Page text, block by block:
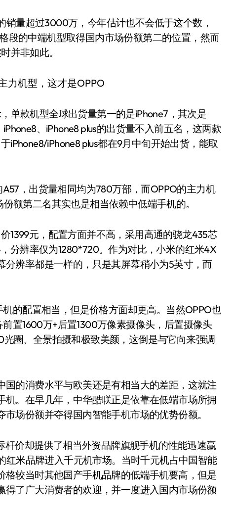
销量超过3000万，今年估计也不会低于这个数，
的中端机型取得国内市场份额第二的位置，然而
并非如此。
单款机型全球出货量第一的是iPhone7，其次是
、iPhone8 plus的出货量不入前五名，这两款
iPhone8 plus都在9月中旬开始出货，能取
，出货量相同均为780万部，而OPPO的主力机
额第二名其实也是相当依赖中低端手机的。
1399元，配置方面并不高，采用高通的骁龙435芯
分辨率仅为1280*720。作为对比，小米的红米4X
辨率都是一样的，只是其屏幕稍小为5英寸，而
的配置相当，但是价格方面却更高。当然OPPO也
置1600万+后置1300万像素摄像头，后置摄像头
圈、全景拍摄和极致美颜，这倒是与它向来强调
的消费水平与欧美还是有相当大的差距，这就注
。在早几年，中华酷联正是依靠在低端市场所拥
场份额并夺得国内智能手机市场的优势份额。
杆价却提供了相当外资品牌旗舰手机的性能迅速赢
红米品牌进入千元机市场。当时千元机占中国智能
较当时其他国产手机品牌的低端手机要高，但是
了广大消费者的欢迎，并一度进入国内市场份额